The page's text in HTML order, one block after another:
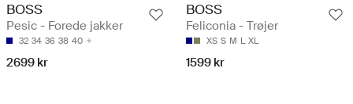
BOSS
Pesic - Forede jakker
32 34 36 38 40
2699 kr
BOSS
Feliconia - Trøjer
XS S M L XL
1599 kr